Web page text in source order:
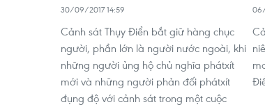
30/09/2017 14:59
Cảnh sát Thụy Điển bắt giữ hàng chục
người, phần lớn là người nước ngoài, khi
những người ủng hộ chủ nghĩa phátxít
mới và những người phản đối phátxít
đụng độ với cảnh sát trong một cuộc